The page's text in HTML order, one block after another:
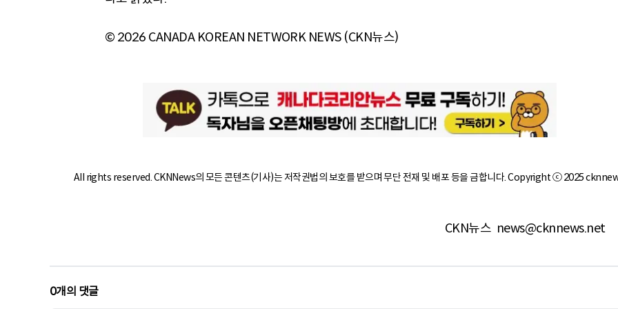
© 2026 CANADA KOREAN NETWORK NEWS (CKN뉴스)
All rights reserved. CKNNews의 모든 콘텐츠(기사)는 저작권법의 보호를 받으며 무단 전재 및 배포 등을 금합니다. Copyright ⓒ 2025
CKN뉴스 news@cknnews.net
0개의 댓글